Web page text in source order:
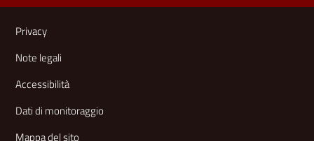
Link e informazioni utili
Privacy
Note legali
Accessibilità
Dati di monitoraggio
Mappa del sito